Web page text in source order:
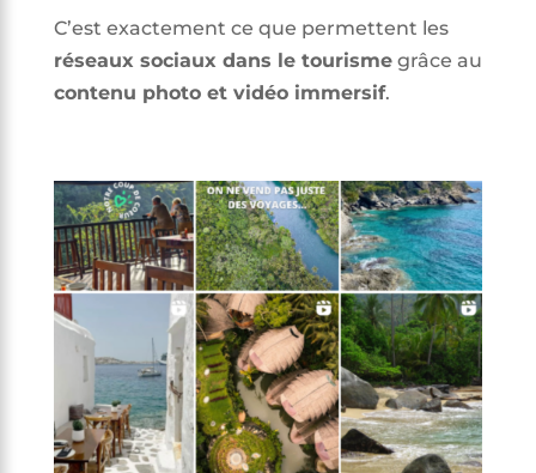
C’est exactement ce que permettent les
réseaux sociaux dans le tourismegrâce au
contenu photo et vidéo immersif.